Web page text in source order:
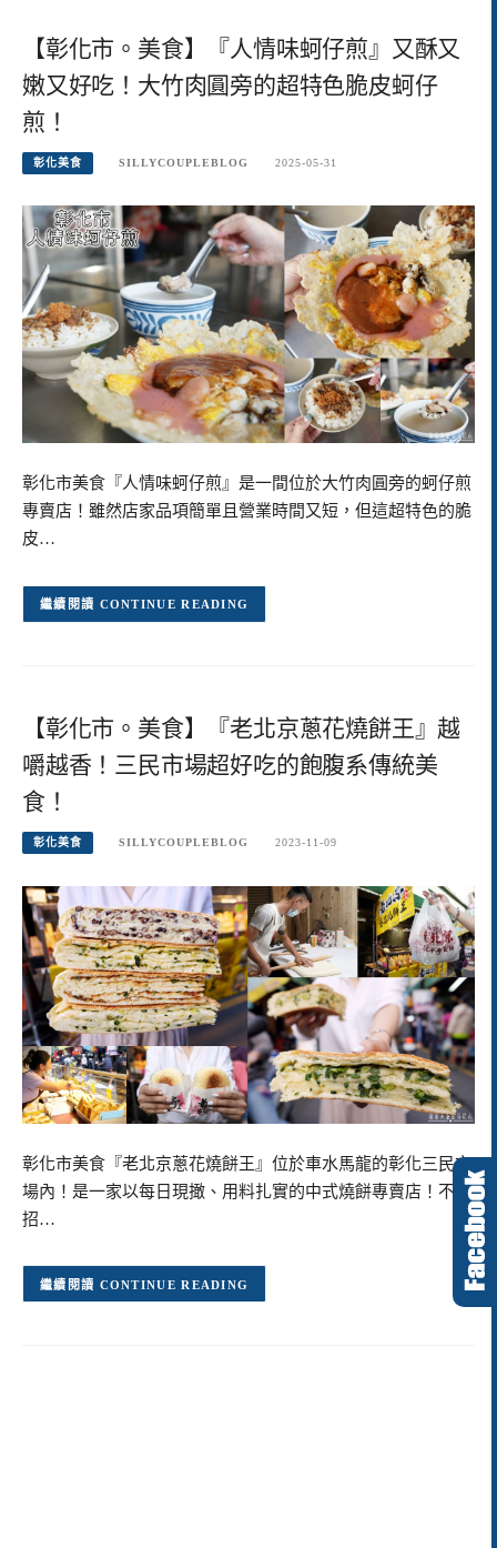
【彰化市。美食】『人情味蚵仔煎』又酥又
嫩又好吃！大竹肉圓旁的超特色脆皮蚵仔
煎！
彰化美食 SILLYCOUPLEBLOG 2025-05-31
彰化市美食『人情味蚵仔煎』是一間位於大竹肉圓旁的蚵仔煎
專賣店！雖然店家品項簡單且營業時間又短，但這超特色的脆
皮…
CONTINUE READING
【彰化市。美食】『老北京蔥花燒餅王』越
嚼越香！三民市場超好吃的飽腹系傳統美
食！
彰化美食 SILLYCOUPLEBLOG 2023-11-09
彰化市美食『老北京蔥花燒餅王』位於車水馬龍的彰化三民市
場內！是一家以每日現撖、用料扎實的中式燒餅專賣店！不僅
招…
CONTINUE READING